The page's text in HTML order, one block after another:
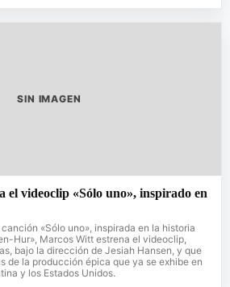
SIN IMAGEN
el videoclip «Sólo uno», inspirado en
«Sólo uno», inspirada en la historia
Hur», Marcos Witt estrena el videoclip,
bajo la dirección de Jesiah Hansen, y que
de la producción épica que ya se exhibe en
y los Estados Unidos.